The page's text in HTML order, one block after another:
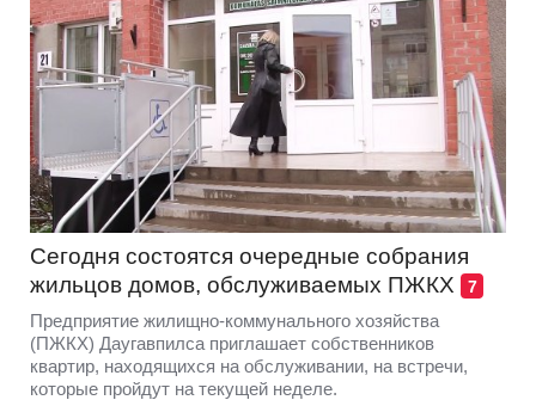
Сегодня состоятся очередные собрания
жильцов домов, обслуживаемых ПЖКХ
7
Предприятие жилищно-коммунального хозяйства
(ПЖКХ) Даугавпилса приглашает собственников
квартир, находящихся на обслуживании, на встречи,
которые пройдут на текущей неделе.